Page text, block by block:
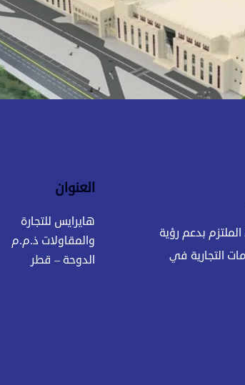
لوزارة الداخلية في وادي
المؤسسات
الملتزم بدعم رؤية
التجارية في
العنوان
هايرايس للتجارة
والمقاولات ذ.م.م
الدوحة – قطر